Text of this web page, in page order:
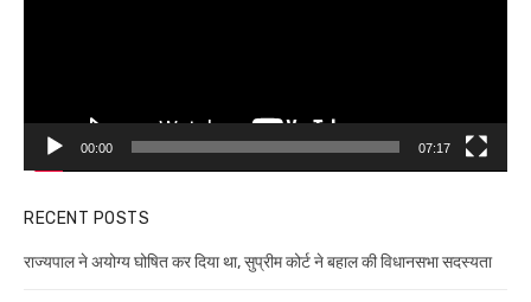
00:00 07:17
RECENT POSTS
राज्यपाल ने अयोग्य घोषित कर दिया था, सुप्रीम कोर्ट ने बहाल की विधानसभा सदस्यता